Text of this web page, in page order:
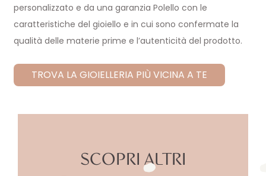
personalizzato e da una garanzia Polello con le
caratteristiche del gioiello e in cui sono confermate la
qualità delle materie prime e l’autenticità del prodotto.
TROVA LA GIOIELLERIA PIÙ VICINA A TE
SCOPRI ALTRI